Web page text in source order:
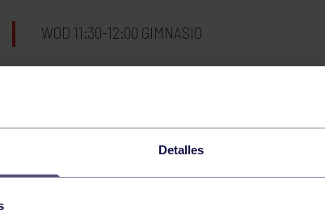
Detalles
WOD 11:30-12:00 GIMNASIO
09 ABRIL 2024